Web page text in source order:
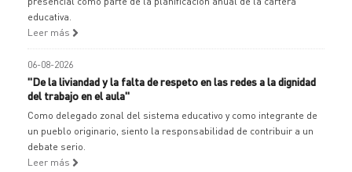
educativa.
Leer más
06-08-2026
"De la liviandad y la falta de respeto en las redes a la dignidad
del trabajo en el aula"
Como delegado zonal del sistema educativo y como integrante de
un pueblo originario, siento la responsabilidad de contribuir a un
debate serio.
Leer más